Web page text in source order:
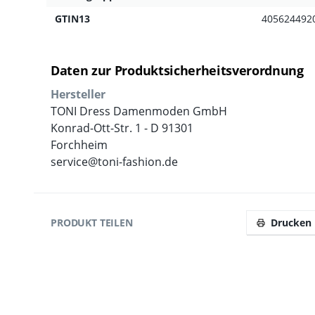
GTIN13
Daten zur Produktsicherheitsverordnung
Hersteller
TONI Dress Damenmoden GmbH
Konrad-Ott-Str. 1 - D 91301
Forchheim
service@toni-fashion.de
PRODUKT TEILEN Drucken